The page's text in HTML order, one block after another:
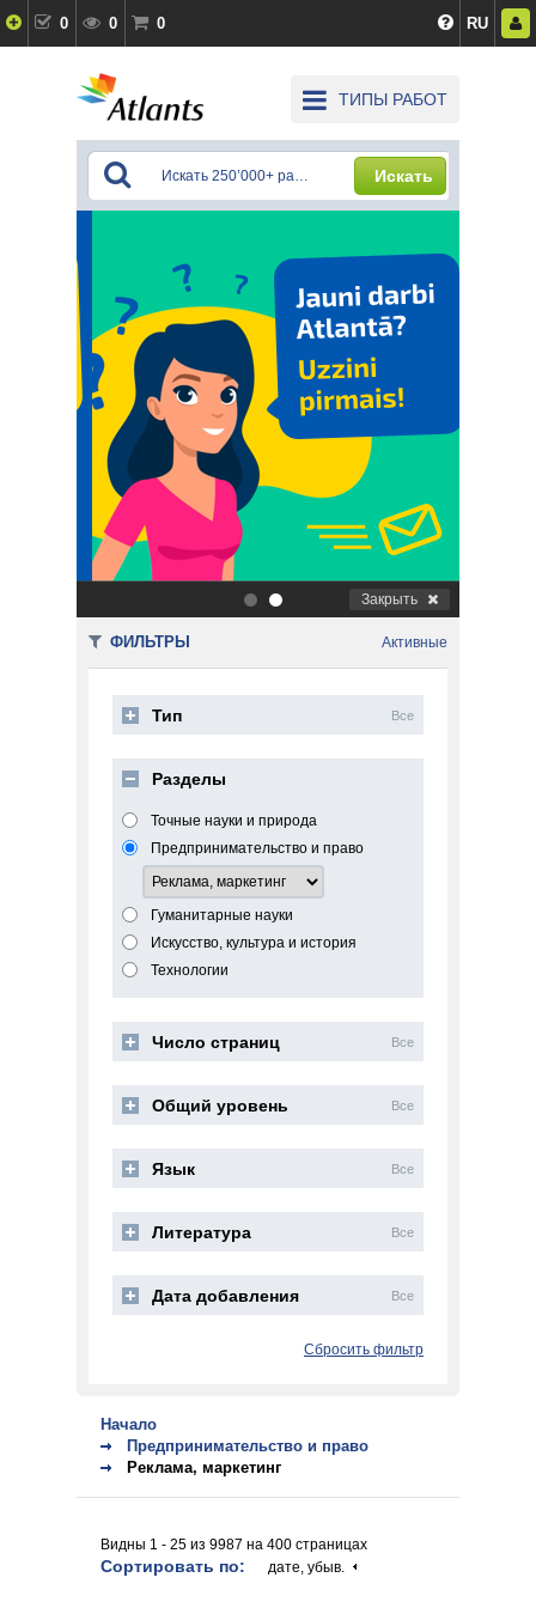
0 0 0 RU
ТИПЫ РАБОТ
Искать
. Закрыть
Начало
Предпринимательство и право
Реклама, маркетинг
Видны 1 - 25 из 9987 на 400 страницах
Сортировать по: дате, убыв.
ФИЛЬТРЫ Активные
Тип Все
Разделы
Точные науки и природа
Предпринимательство и право
Гуманитарные науки
Искусство, культура и история
Технологии
Число страниц Все
Общий уровень Все
Язык Все
Литература Все
Дата добавления Все
Сбросить фильтр